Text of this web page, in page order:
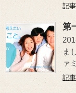
記
第
ま
ァ
記